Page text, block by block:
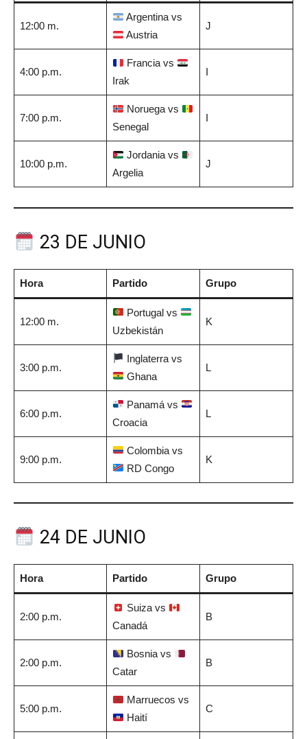
12:00 m.
Argentina vs
Austria
J
4:00 p.m.
Francia vs
Irak
I
7:00 p.m.
Noruega vs
Senegal
I
10:00 p.m.
Jordania vs
Argelia
J
23 DE JUNIO
Hora Partido Grupo
12:00 m.
Portugal vs
Uzbekistán
K
3:00 p.m.
Inglaterra vs
Ghana
L
6:00 p.m.
Panamá vs
Croacia
L
9:00 p.m.
Colombia vs
RD Congo
K
24 DE JUNIO
Hora Partido Grupo
2:00 p.m.
Suiza vs
Canadá
B
2:00 p.m.
Bosnia vs
Catar
B
5:00 p.m.
Marruecos vs
Haití
C